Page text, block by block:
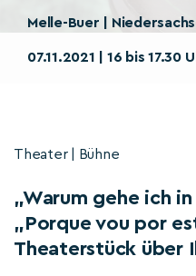
Melle-Buer |
07.11.2021 | 16 bis 17.30
Theater | Bühne
„Warum gehe ich
„Porque vou por
Theaterstück über